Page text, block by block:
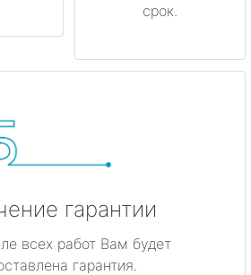
срок.
гарантии
всех работ Вам будет
гарантия.